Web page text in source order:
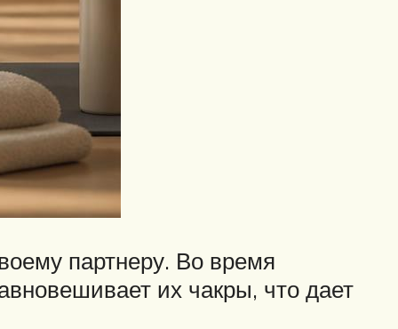
партнеру. Во время
их чакры, что дает